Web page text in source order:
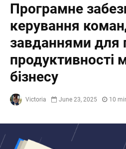
Програмне
керування
завданнями для
продуктивності
бізнесу
Victoria June 23, 2025 10